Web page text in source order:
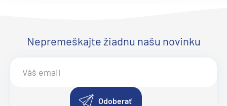
Sky Princess
Sun Princess
Regent Seven Seas
Nepremeškajte žiadnu našu novinku
Odoberať